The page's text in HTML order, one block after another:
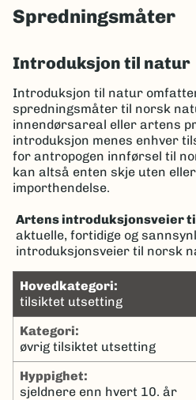
Spredningsmåter
Introduksjon til natur
Introduksjon til natur
spredningsmåter til norsk
innendørsareal eller artens
introduksjon menes enhver
for antropogen innførsel til
kan altså enten skje uten
importhendelse.
Artens introduksjonsveier
aktuelle, fortidige og
introduksjonsveier til norsk
hovedkategori:
tilsiktet utsetting
kategori:
øvrig tilsiktet utsetting
hyppighet:
sjeldnere enn hvert 10. år